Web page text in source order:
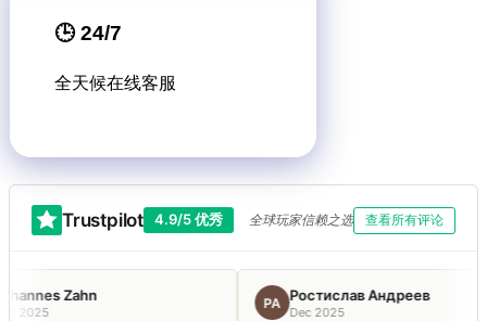
🕒 24/7
全天候在线客服
Trustpilot 4.9/5 优秀 全球玩家信赖之选 查看所有评论
Zahn Ростислав Андреев
Dec 2025